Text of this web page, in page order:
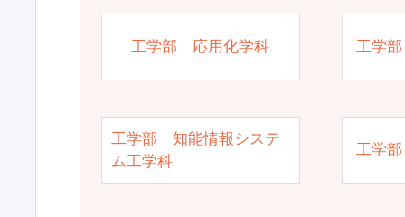
工学部 応用化学科 工学
工学部 知能情報システ
ム工学科
工学